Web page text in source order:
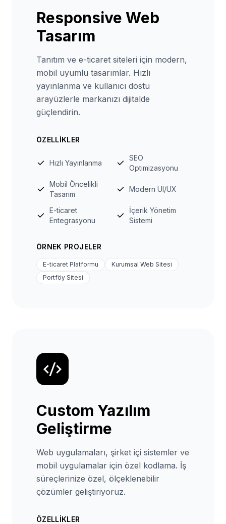
Responsive Web
Tasarım
Tanıtım ve e-ticaret siteleri için modern,
mobil uyumlu tasarımlar. Hızlı
yayınlanma ve kullanıcı dostu
arayüzlerle markanızı dijitalde
güçlendirin.
ÖZELLIKLER
Hızlı Yayınlanma
SEO
Optimizasyonu
Mobil Öncelikli
Tasarım
Modern UI/UX
E-ticaret
Entegrasyonu
İçerik Yönetim
Sistemi
ÖRNEK PROJELER
E-ticaret Platformu
Kurumsal Web Sitesi
Portföy Sitesi
Custom Yazılım
Geliştirme
Web uygulamaları, şirket içi sistemler ve
mobil uygulamalar için özel kodlama. İş
süreçlerinize özel, ölçeklenebilir
çözümler geliştiriyoruz.
ÖZELLIKLER